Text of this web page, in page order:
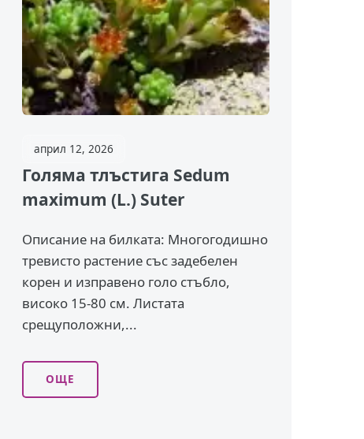
април 12, 2026
Голяма тлъстига Sedum
maximum (L.) Suter
Описание на билката: Многогодишно
тревисто растение със задебелен
корен и изправено го­ло стъбло,
високо 15-80 см. Листата
срещуположни,...
ОЩЕ